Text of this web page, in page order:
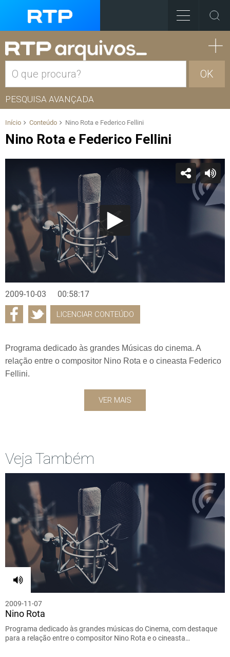
OK
PESQUISA AVANÇADA
Início Conteúdo Nino Rota e Federico Fellini
Nino Rota e Federico Fellini
2009-10-03 00:58:17
LICENCIAR CONTEÚDO
Programa dedicado às grandes Músicas do cinema. A
relação entre o compositor Nino Rota e o cineasta Federico
Fellini.
VER MAIS
Veja Também
2009-11-07
Nino Rota
Programa dedicado às grandes músicas do Cinema, com destaque
para a relação entre o compositor Nino Rota e o cineasta…